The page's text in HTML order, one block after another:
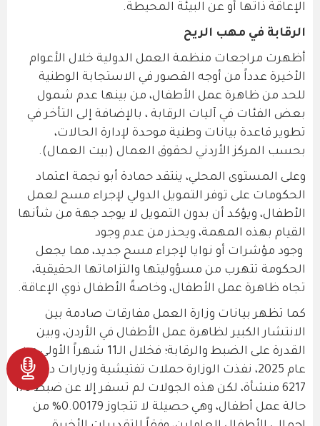
الإعاقة ذاتها أو عن البيئة المحيطة.
الرقابة في مهب الريح
أظهرت مراجعات منظمة العمل الدولية خلال الأعوام
الأخيرة عدداً من أوجه القصور في الاستجابة الوطنية
للحد من ظاهرة عمل الأطفال، من بينها عدم شمول
بعض الفئات في آليات الرقابة ، بالإضافة إلى التأخر في
تطوير قاعدة بيانات وطنية موحدة لإدارة الحالات،
بحسب المركز الأردني لحقوق العمال (بيت العمال).
وعلى المستوى المحلي، ينتقد حمادة أبو نجمة اعتماد
الحكومات على توفر التمويل الدولي لإجراء مسح لعمل
الأطفال، ويؤكد أن بدون التمويل لا يوجد جهة من شأنها
القيام بهذه المهمة، ويحذر من عدم وجود
وجود مؤشرات أو نوايا لإجراء مسح جديد، مما يجعل
الحكومة تتهرب من مسؤوليتها والتزاماتها الحقيقية،
تجاه ظاهرة عمل الأطفال، وخاصةً الأطفال ذوي الإعاقة.
كما تظهر بيانات وزارة العمل مفارقات صادمة بين
الانتشار الكبير لظاهرة عمل الأطفال في الأردن، وبين
القدرة على الضبط والرقابة؛ فخلال الـ11 شهراً الأولى من
عام 2025، نفذت الوزارة حملات تفتيشية وزيارات دورية ل
6217 منشأة، لكن هذه الجولات لم تسفر إلا عن ضبط 179
حالة عمل أطفال، وهي حصيلة لا تتجاوز 0.00179% من